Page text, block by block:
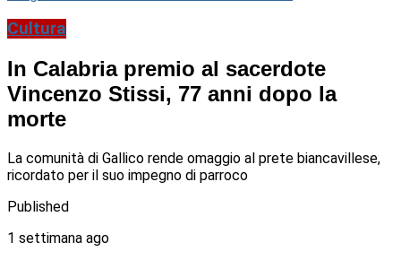
Cultura
In Calabria premio al sacerdote
Vincenzo Stissi, 77 anni dopo la
morte
La comunità di Gallico rende omaggio al prete biancavillese,
ricordato per il suo impegno di parroco
Published
1 settimana ago